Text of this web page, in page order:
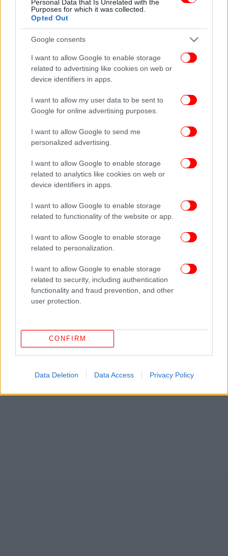
Personal Data that Is Unrelated with the
Purposes for which it was collected.
Opted Out
Google consents
I want to allow Google to enable storage
related to advertising like cookies on web or
device identifiers in apps.
I want to allow my user data to be sent to
Google for online advertising purposes.
I want to allow Google to send me
personalized advertising.
I want to allow Google to enable storage
related to analytics like cookies on web or
device identifiers in apps.
I want to allow Google to enable storage
related to functionality of the website or app.
I want to allow Google to enable storage
related to personalization.
I want to allow Google to enable storage
related to security, including authentication
functionality and fraud prevention, and other
user protection.
CONFIRM
Data Deletion Data Access Privacy Policy
Ο τέως πρόεδρος της Κομισιόν αποκαλύπτει επίσης
ότι η «Μέρκελ δεν ήταν ο πιο δύσκολος άνθρωπος
Οπότε οι Γερμανοί μέσα στη χώρα τους έδιναν την
εντύπωση ότι ήταν σκληροί, ήταν αυστηροί ήταν
άκαμπτοι, ήταν, αλλά σε μικρότερο βαθμό απ’ ό,τι
άλλοι...»
πρώτοι όλες τις ειδήσεις
ΔΙΑΒΑΣΤΕ ΠΕΡΙΣΣΟΤΕΡΑ ΖΑΝ ΚΛΟΝΤ ΓΙΟΎΝΚΕΡ GREXIT
ΕΛΛΗΝΙΚΉ
ΔΗΜΟΨΉΦΙΣΜΑ 2015
ΑΛΈΞΗΣ ΤΣΊΠΡΑΣ